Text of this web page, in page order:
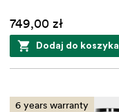
749,00 zł
Dodaj do koszyka
6 years warranty